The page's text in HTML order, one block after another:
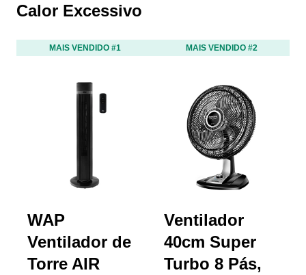
Calor Excessivo
MAIS VENDIDO #1
WAP
Ventilador de
Torre AIR
MAIS VENDIDO #2
Ventilador
40cm Super
Turbo 8 Pás,